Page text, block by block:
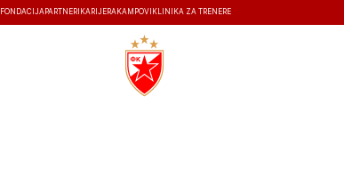
FONDACIJA PARTNERI KARIJERA KAMPOVI KLINIKA ZA TRENERE